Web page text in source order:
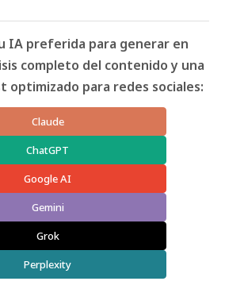
IA preferida para generar en
completo del contenido y una
optimizado para redes sociales:
Claude
ChatGPT
Google AI
Gemini
Grok
Perplexity